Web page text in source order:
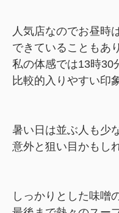
人気店なのでお昼時
できていることもあ
私の体感では13時30
比較的入りやすい印
暑い日は並ぶ人も少
意外と狙い目かもし
しっかりとした味噌